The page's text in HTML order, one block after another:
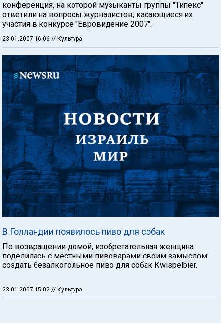
конференция, на которой музыканты группы "Типекс"
ответили на вопросы журналистов, касающиеся их
участия в конкурсе "Евровидение 2007".
23.01.2007 16:06 // Культура
В Голландии появилось пиво для собак
По возвращении домой, изобретательная женщина
поделилась с местными пивоварами своим замыслом:
создать безалкогольное пиво для собак Кwispelbier.
23.01.2007 15:02 // Культура